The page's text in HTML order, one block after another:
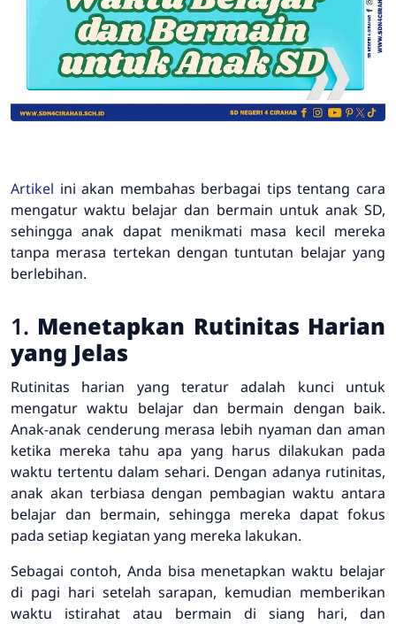
Artikel ini akan membahas berbagai tips tentang cara
mengatur waktu belajar dan bermain untuk anak SD,
sehingga anak dapat menikmati masa kecil mereka
tanpa merasa tertekan dengan tuntutan belajar yang
berlebihan.
1. Menetapkan Rutinitas Harian
yang Jelas
Rutinitas harian yang teratur adalah kunci untuk
mengatur waktu belajar dan bermain dengan baik.
Anak-anak cenderung merasa lebih nyaman dan aman
ketika mereka tahu apa yang harus dilakukan pada
waktu tertentu dalam sehari. Dengan adanya rutinitas,
anak akan terbiasa dengan pembagian waktu antara
belajar dan bermain, sehingga mereka dapat fokus
pada setiap kegiatan yang mereka lakukan.
Sebagai contoh, Anda bisa menetapkan waktu belajar
di pagi hari setelah sarapan, kemudian memberikan
waktu istirahat atau bermain di siang hari, dan